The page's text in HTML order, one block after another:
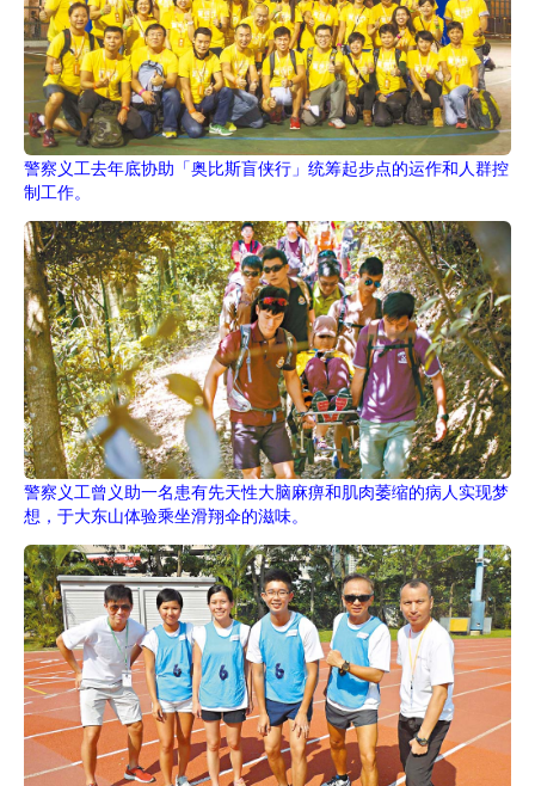
警察义工去年底协助「奥比斯盲侠行」统筹起步点的运作和人群控
制工作。
警察义工曾义助一名患有先天性大脑麻痹和肌肉萎缩的病人实现梦
想，于大东山体验乘坐滑翔伞的滋味。